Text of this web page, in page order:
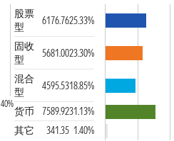
40%
股票
型
6176.7625.33%
固收
型
5681.0023.30%
混合
型
4595.5318.85%
货币
7589.9231.13%
其它
341.35 1.40%